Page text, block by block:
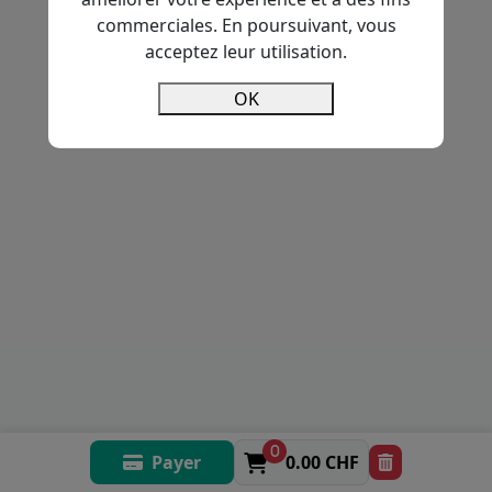
commerciales. En poursuivant, vous
acceptez leur utilisation.
OK
Payer 0 0.00 CHF